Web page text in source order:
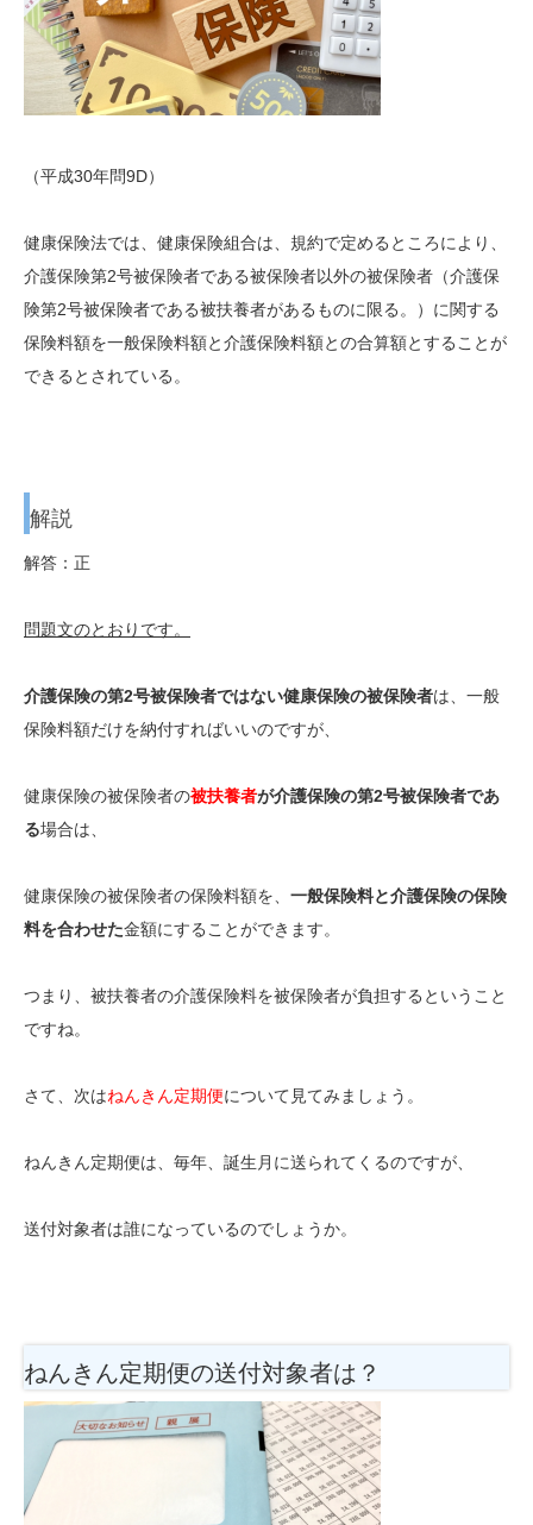
（平成30年問9D）
健康保険法では、健康保険組合は、規約で定めるところにより、
介護保険第2号被保険者である被保険者以外の被保険者（介護保
険第2号被保険者である被扶養者があるものに限る。）に関する
保険料額を一般保険料額と介護保険料額との合算額とすることが
できるとされている。
解説
解答：正
問題文のとおりです。
介護保険の第2号被保険者ではない健康保険の被保険者は、一般
保険料額だけを納付すればいいのですが、
健康保険の被保険者の被扶養者が介護保険の第2号被保険者であ
る場合は、
健康保険の被保険者の保険料額を、 一般保険料と介護保険の保険
料を合わせた金額にすることができます。
つまり、被扶養者の介護保険料を被保険者が負担するということ
ですね。
さて、次はねんきん定期便について見てみましょう。
ねんきん定期便は、毎年、誕生月に送られてくるのですが、
送付対象者は誰になっているのでしょうか。
ねんきん定期便の送付対象者は？